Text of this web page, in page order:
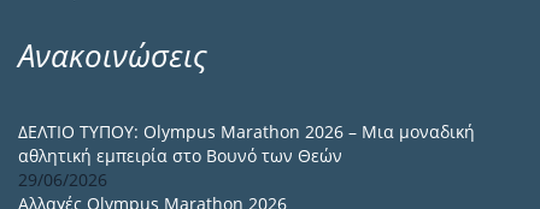
Ανακοινώσεις
ΔΕΛΤΙΟ ΤΥΠΟΥ: Olympus Marathon 2026 – Μια μοναδική
αθλητική εμπειρία στο Βουνό των Θεών
29/06/2026
Αλλαγές Olympus Marathon 2026